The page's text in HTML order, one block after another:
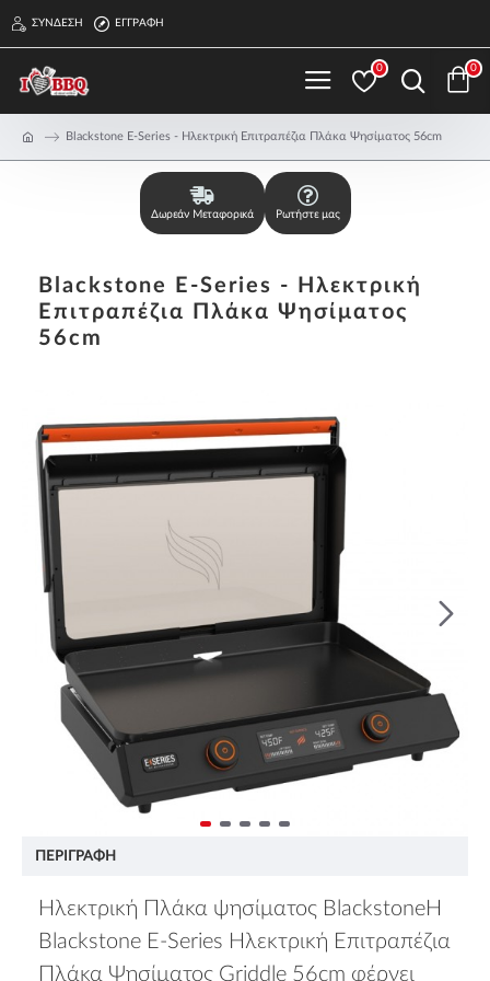
ΣΎΝΔΕΣΗ ΕΓΓΡΑΦΉ
0 0
Blackstone E-Series - Ηλεκτρική Επιτραπέζια Πλάκα Ψησίματος 56cm
Δωρεάν Μεταφορικά Ρωτήστε μας
Blackstone E-Series - Ηλεκτρική
Επιτραπέζια Πλάκα Ψησίματος
56cm
ΠΕΡΙΓΡΑΦΉ
Ηλεκτρική Πλάκα ψησίματος BlackstoneΗ
Blackstone E-Series Ηλεκτρική Επιτραπέζια
Πλάκα Ψησίματος Griddle 56cm φέρνει